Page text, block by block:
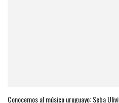
Conocemos al músico uruguayo: Seba Ulivi.